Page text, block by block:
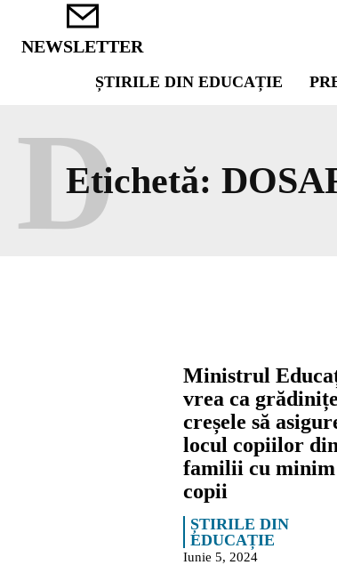
NEWSLETTER
ȘTIRILE DIN EDUCAȚIE
Etichetă:
D
Ministrul
vrea ca
creșele să
locul copiilor din
familii cu
copii
ȘTIRILE DIN
EDUCAȚIE
Iunie 5, 2024